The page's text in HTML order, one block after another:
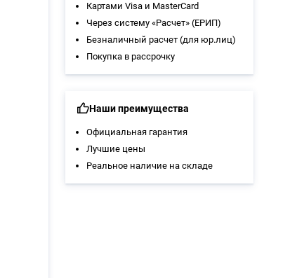
Картами Visa и MasterCard
Через систему «Расчет» (ЕРИП)
Безналичный расчет (для юр.лиц)
Покупка в рассрочку
Наши преимущества
Официальная гарантия
Лучшие цены
Реальное наличие на складе